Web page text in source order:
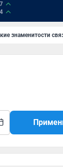
знаменитости